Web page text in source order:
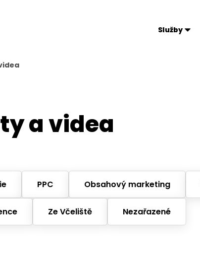
Služby
a videa
PPC Obsahový marketing
Ze Včeliště Nezařazené